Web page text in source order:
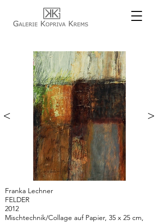
< >
Franka Lechner
FELDER
2012
Mischtechnik/Collage auf Papier, 35 x 25 cm,